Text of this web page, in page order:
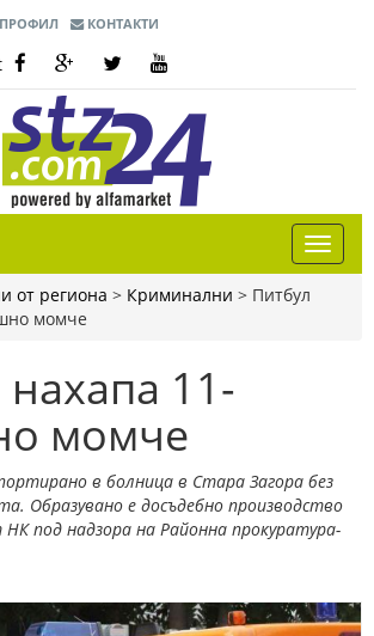
КОНТАКТИ
от региона > Криминални > Питбул
момче
11-
момче
в болница в Стара Загора без
Образувано е досъдебно производство
под надзора на Районна прокуратура-